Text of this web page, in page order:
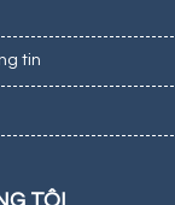
tin